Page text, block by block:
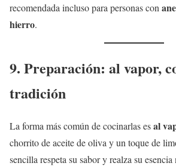
recomendada incluso para personas con
hierro.
9. Preparación: al vapor,
tradición
La forma más común de cocinarlas esal
chorrito de aceite de oliva y un toque de
sencilla respeta su sabor y realza su esencia